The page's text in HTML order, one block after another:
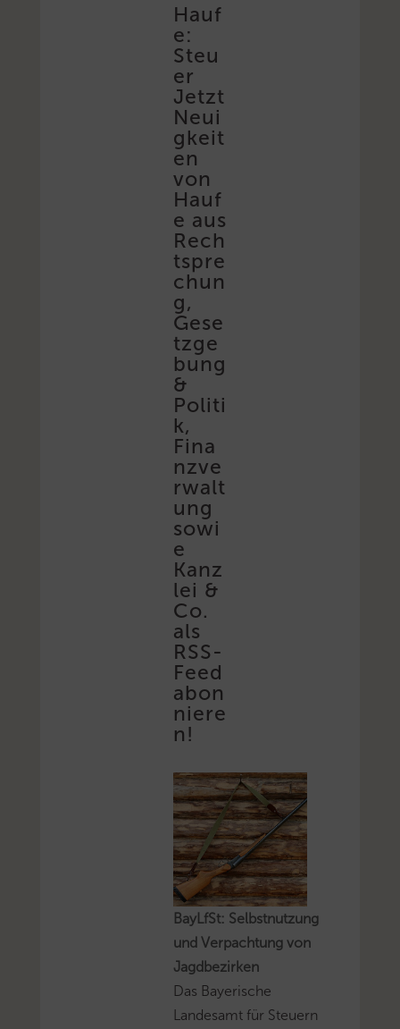
Hauf
e:
Steu
er
Jetzt
Neui
gkeit
en
von
Hauf
e aus
Rech
tspre
chun
g,
Gese
tzge
bung
&
Politi
k,
Fina
nzve
rwalt
ung
sowi
e
Kanz
lei &
Co.
als
RSS-
Feed
abon
niere
n!
BayLfSt: Selbstnutzung
und Verpachtung von
Jagdbezirken
Das Bayerische
Landesamt für Steuern